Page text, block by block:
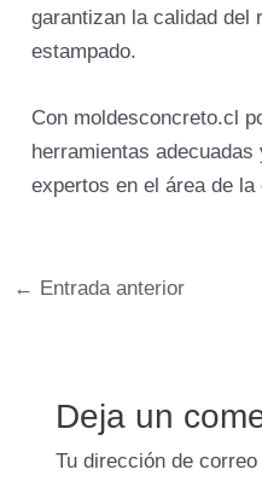
garantizan la calidad del
estampado.
Con moldesconcreto.cl
herramientas
expertos en el área de
← Entrada anterior
Deja un
Tu dirección de